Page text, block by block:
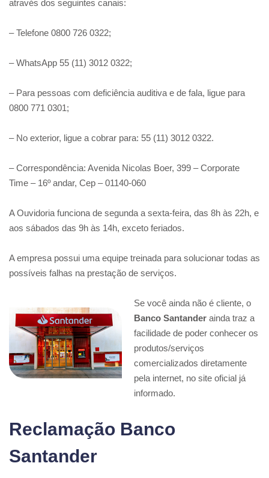
através dos seguintes canais:
– Telefone 0800 726 0322;
– WhatsApp 55 (11) 3012 0322;
– Para pessoas com deficiência auditiva e de fala, ligue para
0800 771 0301;
– No exterior, ligue a cobrar para: 55 (11) 3012 0322.
– Correspondência: Avenida Nicolas Boer, 399 – Corporate
Time – 16º andar, Cep – 01140-060
A Ouvidoria funciona de segunda a sexta-feira, das 8h às 22h, e
aos sábados das 9h às 14h, exceto feriados.
A empresa possui uma equipe treinada para solucionar todas as
possíveis falhas na prestação de serviços.
Se você ainda não é cliente, o
Banco Santander ainda traz a
facilidade de poder conhecer os
produtos/serviços
comercializados diretamente
pela internet, no site oficial já
informado.
Reclamação Banco
Santander